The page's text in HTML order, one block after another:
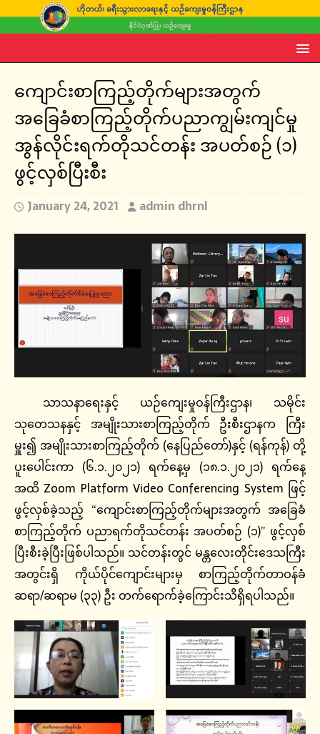
ကျောင်းစာကြည့်တိုက်များအတွက်
အခြေခံစာကြည့်တိုက်ပညာကျွမ်းကျင်မှု
အွန်လိုင်းရက်တိုသင်တန်း အပတ်စဉ် (၁)
ဖွင့်လှစ်ပြီးစီး
January 24, 2021 admin dhrnl
သာသနာရေးနှင့် ယဉ်ကျေးမှုဝန်ကြီးဌာန၊ သမိုင်း
သုတေသနနှင့် အမျိုးသားစာကြည့်တိုက် ဦးစီးဌာနက ကြီး
မှူး၍ အမျိုးသားစာကြည့်တိုက် (နေပြည်တော်)နှင့် (ရန်ကုန်) တို့
ပူးပေါင်းကာ (၆.၁.၂၀၂၁) ရက်နေ့မှ (၁၈.၁.၂၀၂၁) ရက်နေ့
အထိ Zoom Platform Video Conferencing System ဖြင့်
ဖွင့်လှစ်ခဲ့သည့် “ကျောင်းစာကြည့်တိုက်များအတွက် အခြေခံ
စာကြည့်တိုက် ပညာရက်တိုသင်တန်း အပတ်စဉ် (၁)” ဖွင့်လှစ်
ပြီးစီးခဲ့ပြီးဖြစ်ပါသည်။ သင်တန်းတွင် မန္တလေးတိုင်းဒေသကြီး
အတွင်းရှိ ကိုယ်ပိုင်ကျောင်းများမှ စာကြည့်တိုက်တာဝန်ခံ
ဆရာ/ဆရာမ (၃၃) ဦး တက်ရောက်ခဲ့ကြောင်းသိရှိရပါသည်။